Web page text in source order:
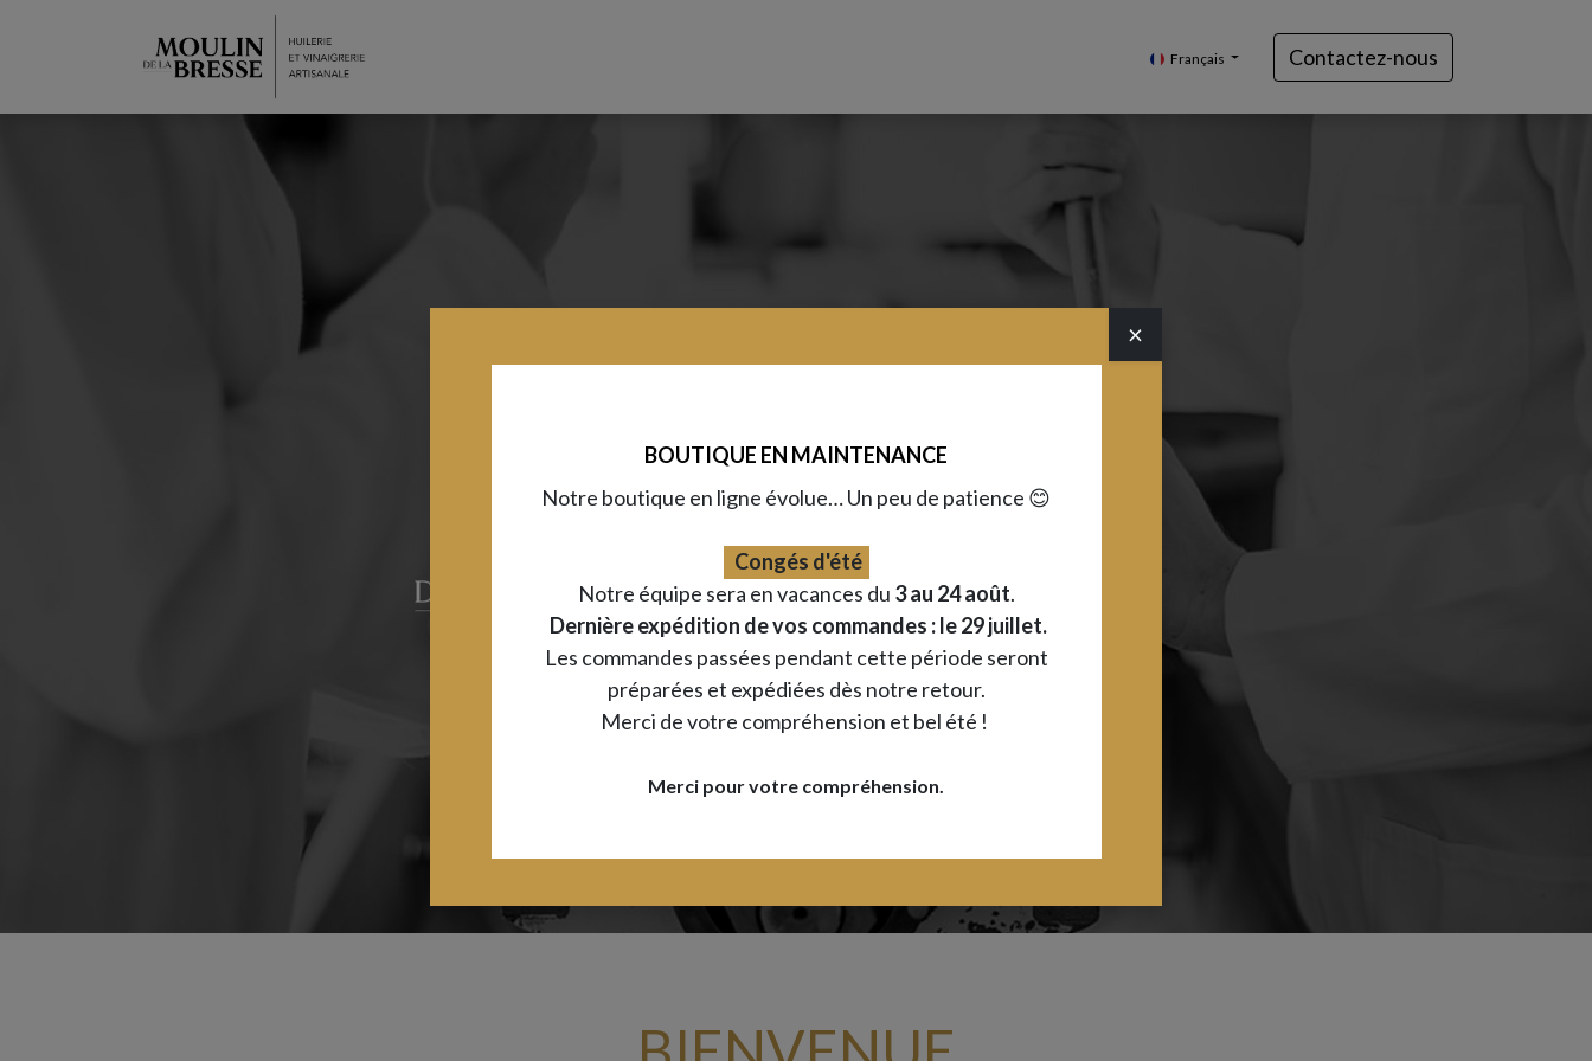
Français Contactez-nous
×
BOUTIQUE EN MAINTENANCE
Notre boutique en ligne évolue… Un peu de patience 😊
Congés d'été
Notre équipe sera en vacances du 3 au 24 août.
Dernière expédition de vos commandes : le 29 juillet.
Les commandes passées pendant cette période seront
préparées et expédiées dès notre retour.
Merci de votre compréhension et bel été !
Merci pour votre compréhension.